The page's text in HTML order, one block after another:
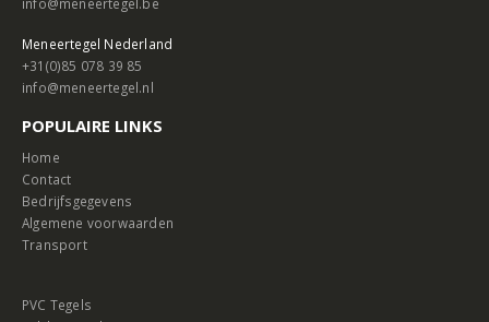
Meneertegel Nederland
+31(0)85 078 39 85
info@meneertegel.nl
POPULAIRE LINKS
Home
Contact
Bedrijfsgegevens
Algemene voorwaarden
Transport
PVC Tegels